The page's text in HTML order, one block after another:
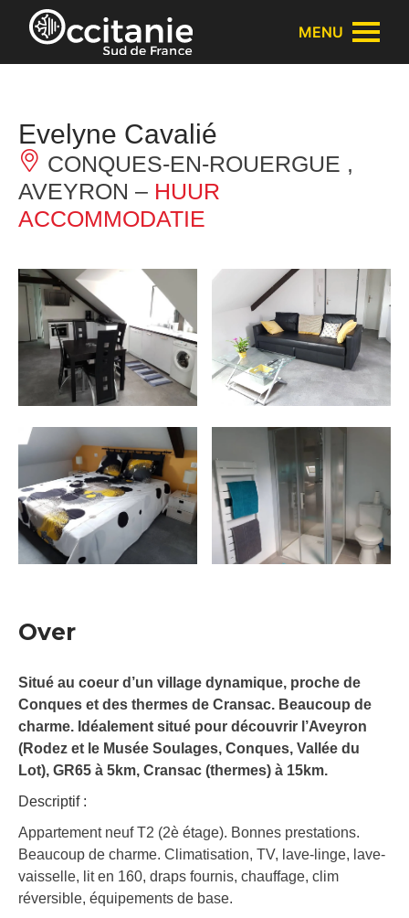
Cookies beheer paneel
MENU
Evelyne Cavalié
CONQUES-EN-ROUERGUE ,
AVEYRON – HUUR
ACCOMMODATIE
Over
Situé au coeur d’un village dynamique, proche de
Conques et des thermes de Cransac. Beaucoup de
charme. Idéalement situé pour découvrir l’Aveyron
(Rodez et le Musée Soulages, Conques, Vallée du
Lot), GR65 à 5km, Cransac (thermes) à 15km.
Descriptif :
Appartement neuf T2 (2è étage). Bonnes prestations.
Beaucoup de charme. Climatisation, TV, lave-linge, lave-
vaisselle, lit en 160, draps fournis, chauffage, clim
réversible, équipements de base.